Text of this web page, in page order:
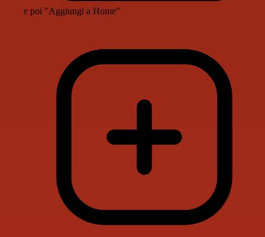
e poi "Aggiungi a Home"